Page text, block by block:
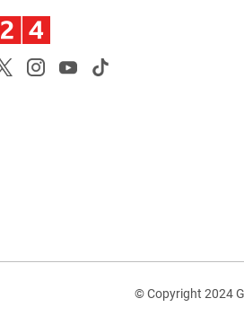
© Copyright 2024